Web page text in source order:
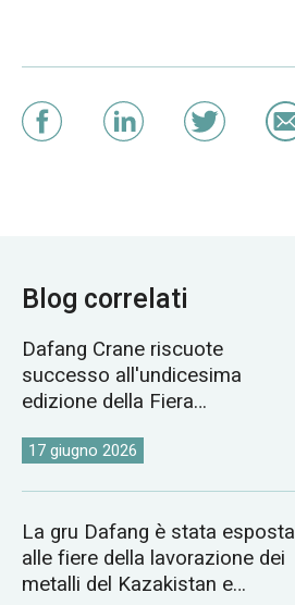
Blog correlati
Dafang Crane riscuote
successo all'undicesima
edizione della Fiera
Changyuan.
17 giugno 2026
La gru Dafang è stata esposta
alle fiere della lavorazione dei
metalli del Kazakistan e